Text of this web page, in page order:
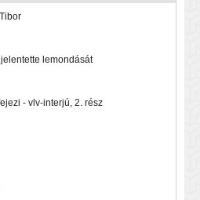
lemondását
- vlv-interjú, 2. rész